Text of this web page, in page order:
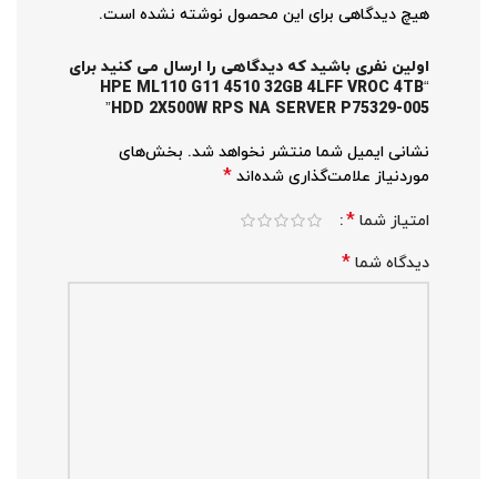
هیچ دیدگاهی برای این محصول نوشته نشده است.
اولین نفری باشید که دیدگاهی را ارسال می کنید برای
“HPE ML110 G11 4510 32GB 4LFF VROC 4TB
HDD 2X500W RPS NA SERVER P75329-005”
نشانی ایمیل شما منتشر نخواهد شد. بخش‌های
موردنیاز علامت‌گذاری شده‌اند *
امتیاز شما *
دیدگاه شما *